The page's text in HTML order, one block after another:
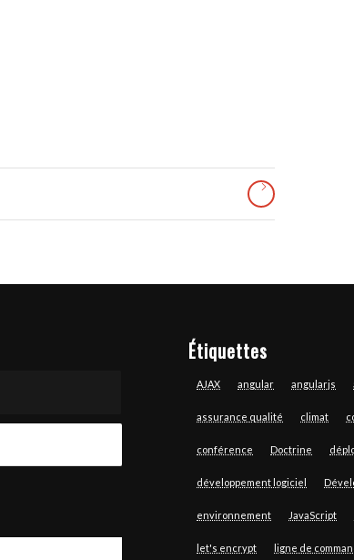
Étiquettes
AJAX angular angularjs
assurance qualité climat
conférence Doctrine
développement logiciel
environnement JavaScript
let's encrypt ligne de